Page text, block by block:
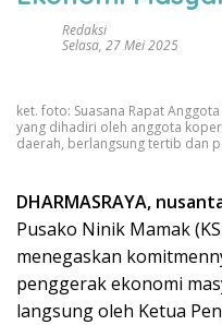
Redaksi
Selasa, 27 Mei 2025
ket. foto: Suasana Rapat Anggota
yang dihadiri oleh anggota
daerah, berlangsung tertib dan
DHARMASRAYA,
Pusako Ninik Mamak
menegaskan
penggerak ekonomi
langsung oleh Ketua